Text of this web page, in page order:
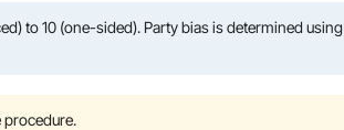
to 10 (one-sided). Party bias is determined using
procedure.